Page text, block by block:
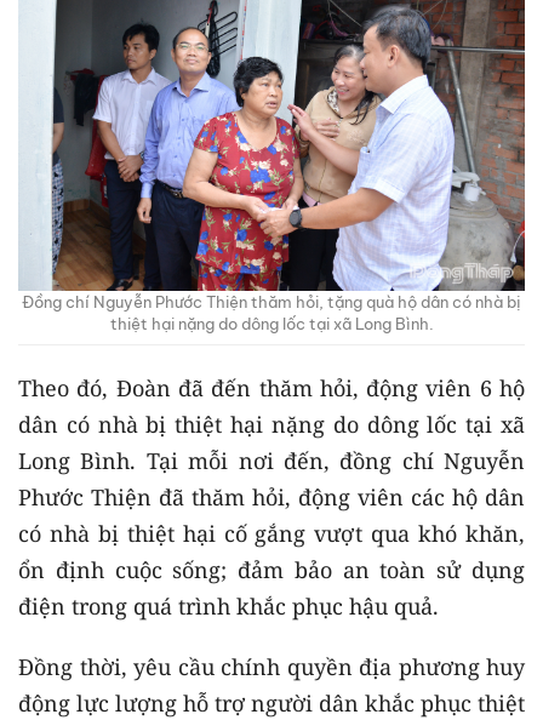
Đồng chí Nguyễn Phước Thiện thăm hỏi, tặng quà hộ dân có nhà bị
thiệt hại nặng do dông lốc tại xã Long Bình.
Theo đó, Đoàn đã đến thăm hỏi, động viên 6 hộ
dân có nhà bị thiệt hại nặng do dông lốc tại xã
Long Bình. Tại mỗi nơi đến, đồng chí Nguyễn
Phước Thiện đã thăm hỏi, động viên các hộ dân
có nhà bị thiệt hại cố gắng vượt qua khó khăn,
ổn định cuộc sống; đảm bảo an toàn sử dụng
điện trong quá trình khắc phục hậu quả.
Đồng thời, yêu cầu chính quyền địa phương huy
động lực lượng hỗ trợ người dân khắc phục thiệt